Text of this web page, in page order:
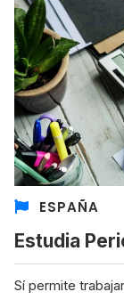
ESPAÑA
Estudia
Sí permite trabajar